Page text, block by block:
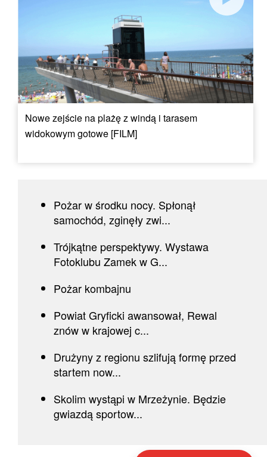
Nowe zejście na plażę z windą i tarasem
widokowym gotowe [FILM]
Pożar w środku nocy. Spłonął
samochód, zginęły zwi...
Trójkątne perspektywy. Wystawa
Fotoklubu Zamek w G...
Pożar kombajnu
Powiat Gryficki awansował, Rewal
znów w krajowej c...
Drużyny z regionu szlifują formę przed
startem now...
Skolim wystąpi w Mrzeżynie. Będzie
gwiazdą sportow...